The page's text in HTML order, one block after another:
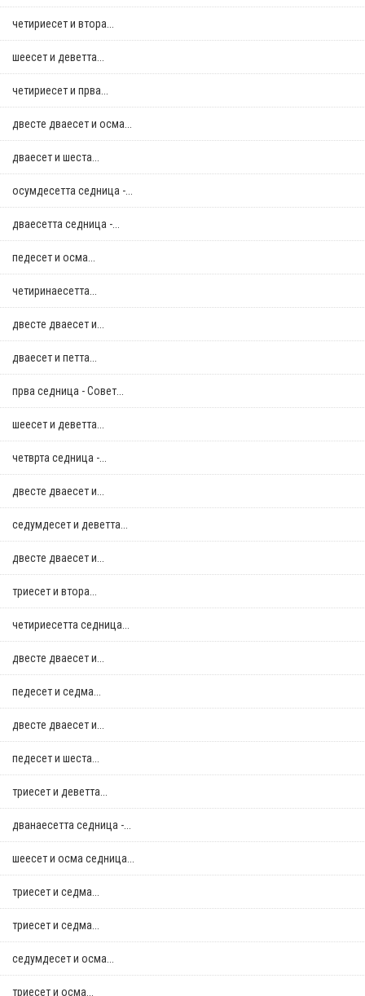
четириесет и втора...
шеесет и деветта...
четириесет и прва...
двестe дваесет и осма...
дваесет и шеста...
осумдесетта седница -...
дваесетта седница -...
педесет и осма...
четиринаесетта...
двестe дваесет и...
дваесет и петта...
прва седница - Совет...
шеесет и деветта...
четврта седница -...
двестe дваесет и...
седумдесет и деветта...
двестe дваесет и...
триесет и втора...
четириесетта седница...
двестe дваесет и...
педесет и седма...
двестe дваесет и...
педесет и шеста...
триесет и деветта...
дванаесетта седница -...
шеесет и осма седница...
триесет и седма...
триесет и седма...
седумдесет и осма...
триесет и осма...